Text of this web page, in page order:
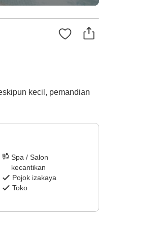
kecil, pemandian
Spa / Salon
kecantikan
Pojok izakaya
Toko